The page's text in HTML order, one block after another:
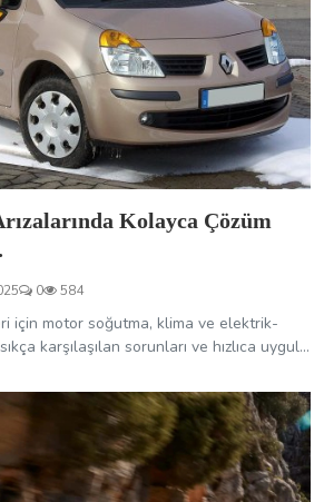
0 584
için motor soğutma, klima ve elektrik-
karşılaşılan sorunları ve hızlıca uygul...